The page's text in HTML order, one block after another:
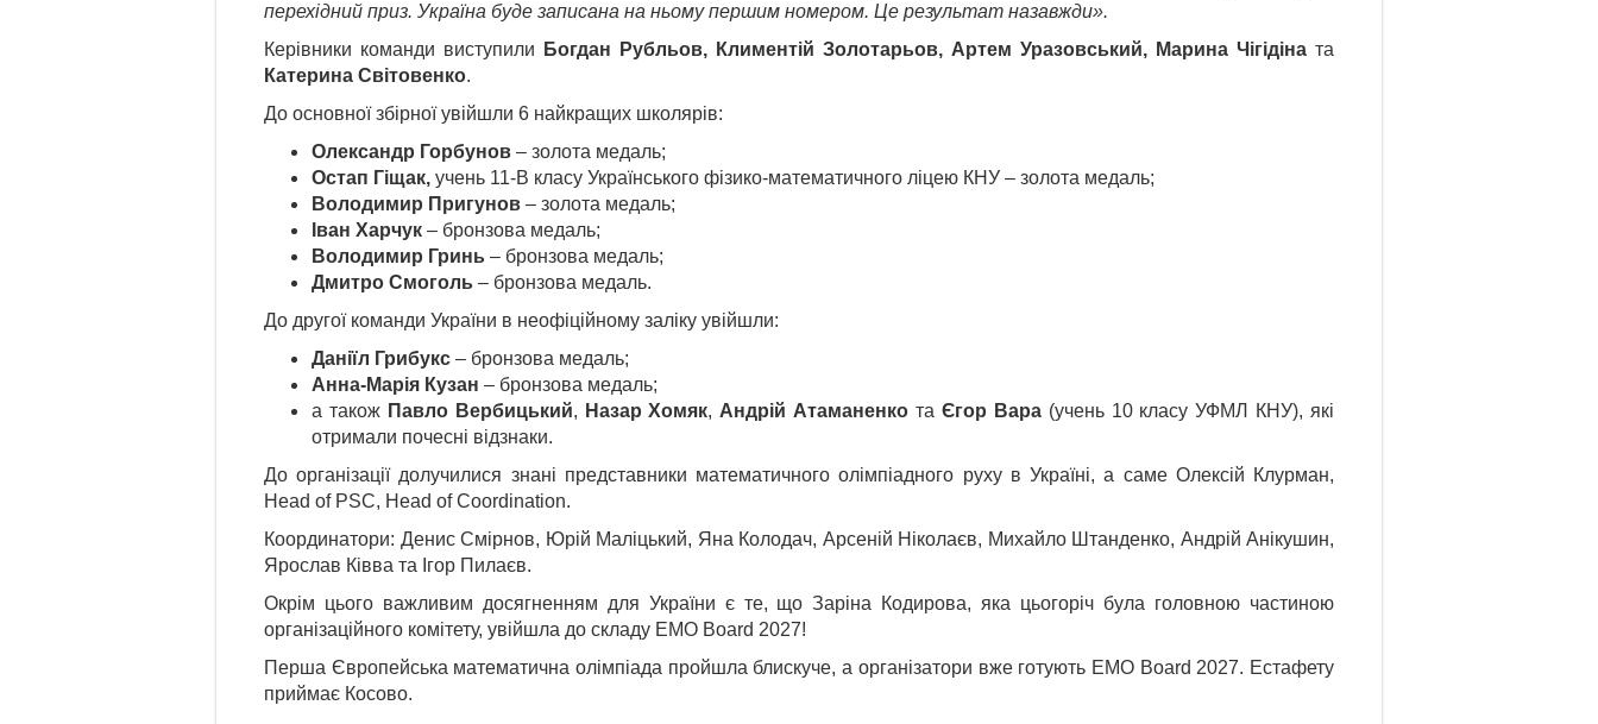
перехідний приз. Україна буде записана на ньому першим номером. Це результат назавжди».
Керівники команди виступили
Богдан Рубльов, Климентій Золотарьов, Артем Уразовський, Марина Чігідіна та
Катерина Світовенко.
До основної збірної увійшли 6 найкращих школярів:
Олександр Горбунов – золота медаль;
Остап Гіщак, учень 11-В класу Українського фізико-математичного ліцею КНУ – золота медаль;
Володимир Пригунов – золота медаль;
Іван Харчук – бронзова медаль;
Володимир Гринь – бронзова медаль;
Дмитро Смоголь – бронзова медаль.
До другої команди України в неофіційному заліку увійшли:
Даніїл Грибукс – бронзова медаль;
Анна-Марія Кузан – бронзова медаль;
а також Павло Вербицький, Назар Хомяк, Андрій Атаманенко та Єгор Вара (учень 10 класу УФМЛ КНУ), які
отримали почесні відзнаки.
До організації долучилися знані представники математичного олімпіадного руху в Україні, а саме Олексій Клурман,
Head of PSC, Head of Coordination.
Координатори: Денис Смірнов, Юрій Маліцький, Яна Колодач, Арсеній Ніколаєв, Михайло Штанденко, Андрій Анікушин,
Ярослав Ківва та Ігор Пилаєв.
Окрім цього важливим досягненням для України є те, що Заріна Кодирова, яка цьогоріч була головною частиною
організаційного комітету, увійшла до складу EMO Board 2027!
Перша Європейська математична олімпіада пройшла блискуче, а організатори вже готують EMO Board 2027. Естафету
приймає Косово.